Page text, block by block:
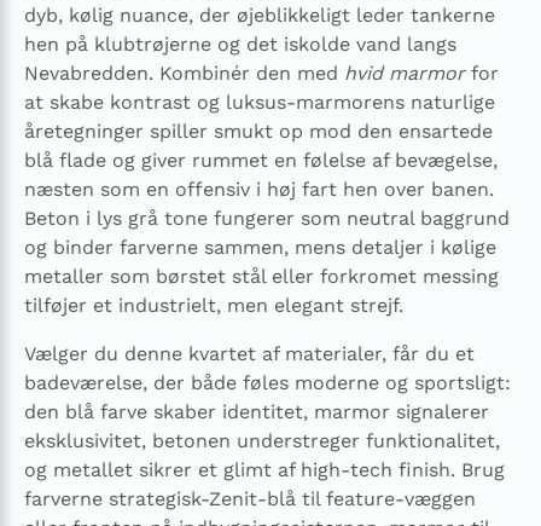
dyb, kølig nuance, der øjeblikkeligt leder tankerne
hen på klubtrøjerne og det iskolde vand langs
Nevabredden. Kombinér den med hvid marmorfor
at skabe kontrast og luksus-marmorens naturlige
åretegninger spiller smukt op mod den ensartede
blå flade og giver rummet en følelse af bevægelse,
næsten som en offensiv i høj fart hen over banen.
Beton i lys grå tone fungerer som neutral baggrund
og binder farverne sammen, mens detaljer i kølige
metaller som børstet stål eller forkromet messing
tilføjer et industrielt, men elegant strejf.
Vælger du denne kvartet af materialer, får du et
badeværelse, der både føles moderne og sportsligt:
den blå farve skaber identitet, marmor signalerer
eksklusivitet, betonen understreger funktionalitet,
og metallet sikrer et glimt af high-tech finish. Brug
farverne strategisk-Zenit-blå til feature-væggen